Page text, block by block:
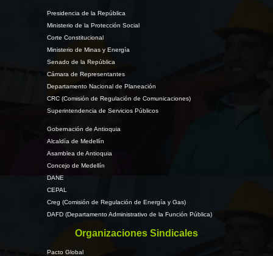
Presidencia de la República
Ministerio de la Protección Social
Corte Constitucional
Ministerio de Minas y Energía
Senado de la República
Cámara de Representantes
Departamento Nacional de Planeación
CRC (Comisión de Regulación de Comunicaciones)
Superintendencia de Servicios Públicos
Gobernación de Antioquia
Alcaldía de Medellín
Asamblea de Antioquia
Concejo de Medellín
DANE
CEPAL
Creg (Comisión de Regulación de Energía y Gas)
DAFD (Departamento Administrativo de la Función Pública)
Organizaciones Sindicales
Pacto Global